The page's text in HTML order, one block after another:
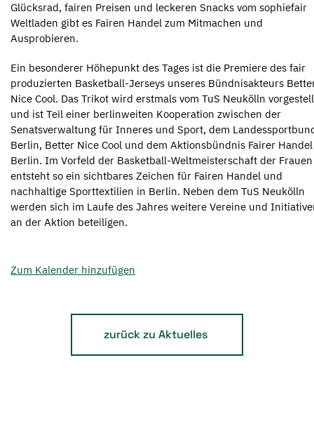
Glücksrad, fairen Preisen und leckeren Snacks vom sophiefair
Weltladen gibt es Fairen Handel zum Mitmachen und
Ausprobieren.
Ein besonderer Höhepunkt des Tages ist die Premiere des fair
produzierten Basketball-Jerseys unseres Bündnisakteurs
Nice Cool. Das Trikot wird erstmals vom TuS Neukölln
und ist Teil einer berlinweiten Kooperation zwischen der
Senatsverwaltung für Inneres und Sport, dem
Berlin, Better Nice Cool und dem Aktionsbündnis Fairer Handel
Berlin. Im Vorfeld der Basketball-Weltmeisterschaft der Frauen
entsteht so ein sichtbares Zeichen für Fairen Handel und
nachhaltige Sporttextilien in Berlin. Neben dem TuS Neukölln
werden sich im Laufe des Jahres weitere Vereine und
an der Aktion beteiligen.
Zum Kalender hinzufügen
zurück zu Aktuelles